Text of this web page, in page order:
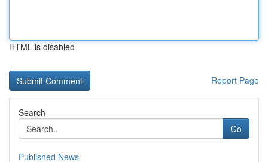
HTML is disabled
Report Page
Search
Go
Published News